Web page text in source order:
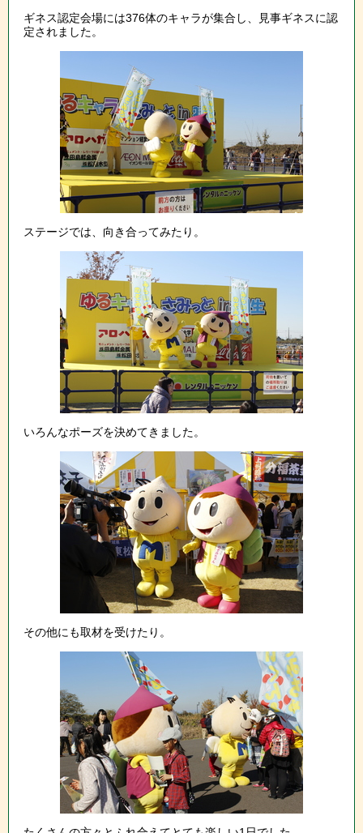
ギネス認定会場には376体のキャラが集合し、見事ギネスに認
定されました。
ステージでは、向き合ってみたり。
いろんなポーズを決めてきました。
その他にも取材を受けたり。